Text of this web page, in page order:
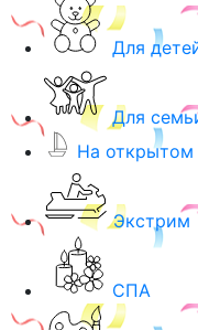
Для
Для
На открытом
Экстрим
СПА